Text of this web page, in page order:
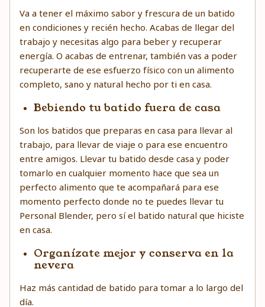
Va a tener el máximo sabor y frescura de un batido
en condiciones y recién hecho. Acabas de llegar del
trabajo y necesitas algo para beber y recuperar
energía. O acabas de entrenar, también vas a poder
recuperarte de ese esfuerzo físico con un alimento
completo, sano y natural hecho por ti en casa.
Bebiendo tu batido fuera de casa
Son los batidos que preparas en casa para llevar al
trabajo, para llevar de viaje o para ese encuentro
entre amigos. Llevar tu batido desde casa y poder
tomarlo en cualquier momento hace que sea un
perfecto alimento que te acompañará para ese
momento perfecto donde no te puedes llevar tu
Personal Blender, pero sí el batido natural que hiciste
en casa.
Organízate mejor y conserva en la
nevera
Haz más cantidad de batido para tomar a lo largo del
día.